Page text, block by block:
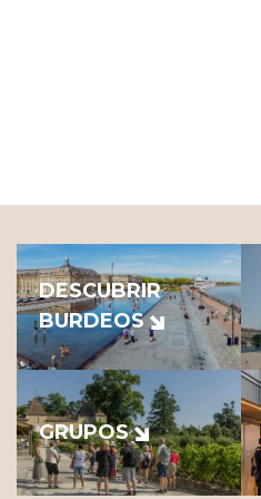
DESCUBRIR
BURDEOS
GRUPOS